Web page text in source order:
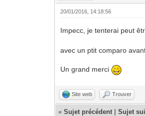
20/01/2016, 14:18:56
Impecc, je tenterai peut
avec un ptit comparo
Un grand merci
Site web Trouver
«Sujet précédent |Sujet